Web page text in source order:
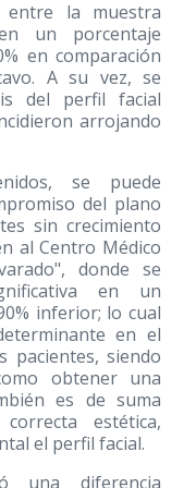
entre la muestra
un porcentaje
en comparación
A su vez, se
del perfil facial
arrojando
se puede
del plano
sin crecimiento
al Centro Médico
donde se
en un
inferior; lo cual
en el
pacientes, siendo
obtener una
es de suma
estética,
el perfil facial.
una diferencia